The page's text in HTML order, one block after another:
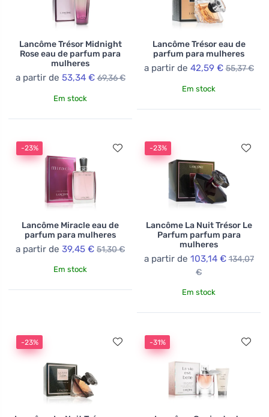
Lancôme Trésor Midnight
Rose eau de parfum para
mulheres
a partir de 53,34 € 69,36 €
Em stock
Lancôme Trésor eau de
parfum para mulheres
a partir de 42,59 € 55,37 €
Em stock
-23%
Lancôme Miracle eau de
parfum para mulheres
a partir de 39,45 € 51,30 €
Em stock
-23%
Lancôme La Nuit Trésor Le
Parfum parfum para
mulheres
a partir de 103,14 € 134,07
€
Em stock
-23% -31%